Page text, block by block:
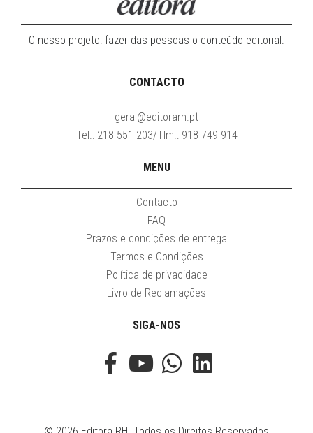
O nosso projeto: fazer das pessoas o conteúdo editorial.
CONTACTO
geral@editorarh.pt
Tel.: 218 551 203/Tlm.: 918 749 914
MENU
Contacto
FAQ
Prazos e condições de entrega
Termos e Condições
Política de privacidade
Livro de Reclamações
SIGA-NOS